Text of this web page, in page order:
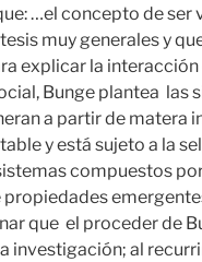
…el concepto de ser
muy generales y
explicar la
Bunge plantea las
a partir de matera
y está sujeto a la
compuestos
que el proceder de
investigación; al